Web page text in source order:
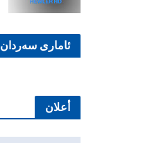
ئاماری سەردان
أعلان